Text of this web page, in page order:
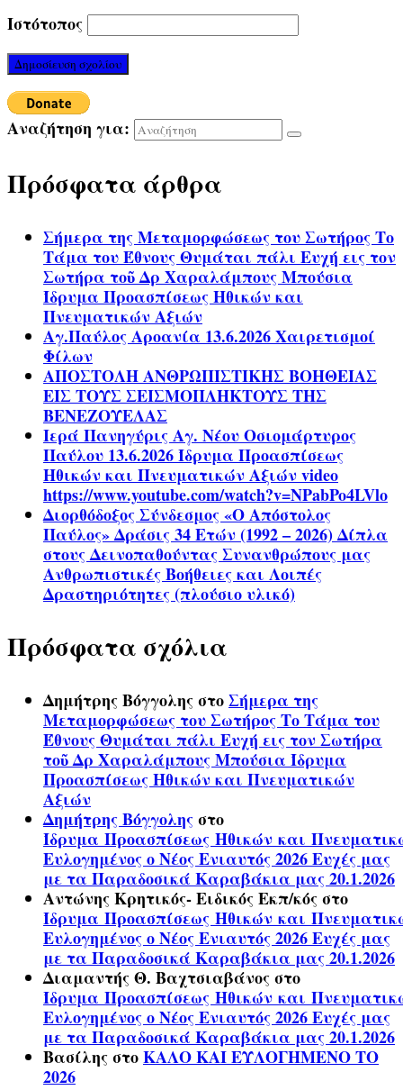
Ιστότοπος
Αναζήτηση για:
Πρόσφατα άρθρα
Σήμερα της Μεταμορφώσεως του Σωτήρος Το
Τάμα του Έθνους Θυμάται πάλι Ευχή εις τον
Σωτήρα τοῦ Δρ Χαραλάμπους Μπούσια
Ίδρυμα Προασπίσεως Ηθικών και
Πνευματικών Αξιών
Αγ.Παύλος Αροανία 13.6.2026 Χαιρετισμοί
Φίλων
ΑΠΟΣΤΟΛΗ ΑΝΘΡΩΠΙΣΤΙΚΗΣ ΒΟΗΘΕΙΑΣ
ΕΙΣ ΤΟΥΣ ΣΕΙΣΜΟΠΛΗΚΤΟΥΣ ΤΗΣ
ΒΕΝΕΖΟΥΕΛΑΣ
Ιερά Πανηγύρις Αγ. Νέου Οσιομάρτυρος
Παύλου 13.6.2026 Ίδρυμα Προασπίσεως
Ηθικών και Πνευματικών Αξιών video
https://www.youtube.com/watch?v=NPabPo4LVlo
Διορθόδοξος Σύνδεσμος «Ο Απόστολος
Παύλος» Δράσις 34 Ετών (1992 – 2026) Δίπλα
στους Δεινοπαθούντας Συνανθρώπους μας
Ανθρωπιστικές Βοήθειες και Λοιπές
Δραστηριότητες (πλούσιο υλικό)
Πρόσφατα σχόλια
Δημήτρης ΒόγγοληςστοΣήμερα της
Μεταμορφώσεως του Σωτήρος Το Τάμα του
Έθνους Θυμάται πάλι Ευχή εις τον Σωτήρα
τοῦ Δρ Χαραλάμπους Μπούσια Ίδρυμα
Προασπίσεως Ηθικών και Πνευματικών
Αξιών
Δημήτρης Βόγγοληςστο
Ίδρυμα Προασπίσεως Ηθικών και
Ευλογημένος ο Νέος Ενιαυτός 2026 Ευχές μας
με τα Παραδοσικά Καραβάκια μας 20.1.2026
Αντώνης Κρητικός- Ειδικός Εκπ/κόςστο
Ίδρυμα Προασπίσεως Ηθικών και
Ευλογημένος ο Νέος Ενιαυτός 2026 Ευχές μας
με τα Παραδοσικά Καραβάκια μας 20.1.2026
Διαμαντής Θ. Βαχτσιαβάνοςστο
Ίδρυμα Προασπίσεως Ηθικών και
Ευλογημένος ο Νέος Ενιαυτός 2026 Ευχές μας
με τα Παραδοσικά Καραβάκια μας 20.1.2026
ΒασίληςστοΚΑΛΟ ΚΑΙ ΕΥΛΟΓΗΜΕΝΟ ΤΟ
2026